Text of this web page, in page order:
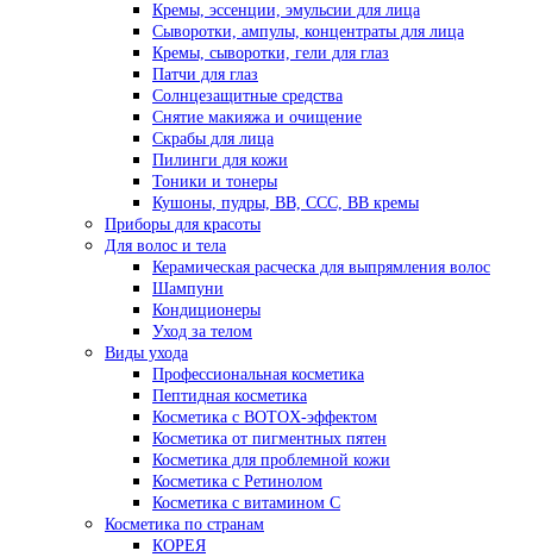
Кремы, эссенции, эмульсии для лица
Сыворотки, ампулы, концентраты для лица
Кремы, сыворотки, гели для глаз
Патчи для глаз
Солнцезащитные средства
Снятие макияжа и очищение
Скрабы для лица
Пилинги для кожи
Тоники и тонеры
Кушоны, пудры, ВВ, ССС, ВВ кремы
Приборы для красоты
Для волос и тела
Керамическая расческа для выпрямления волос
Шампуни
Кондиционеры
Уход за телом
Виды ухода
Профессиональная косметика
Пептидная косметика
Косметика с BOTOX-эффектом
Косметика от пигментных пятен
Косметика для проблемной кожи
Косметика с Ретинолом
Косметика с витамином С
Косметика по странам
КОРЕЯ